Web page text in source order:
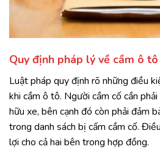
Quy định pháp lý về cầm ô
Luật pháp quy định rõ những điều
khi cầm ô tô. Người cầm cố cần
hữu xe, bên cạnh đó còn phải đảm
trong danh sách bị cấm cầm cố.
lợi cho cả hai bên trong hợp đồng.